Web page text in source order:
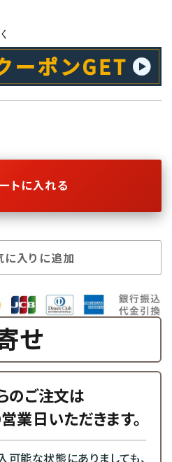
トに入れる
に入りに追加
せ
のご注文は
業日いただきます。
能な状態にありましても、